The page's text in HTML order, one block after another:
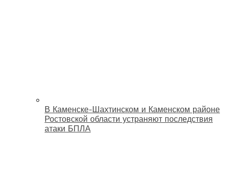
В Каменске-Шахтинском и Каменском районе
Ростовской области устраняют последствия
атаки БПЛА